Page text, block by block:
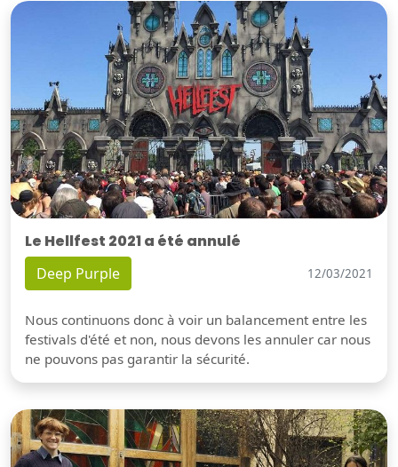
Le Hellfest 2021 a été annulé
Deep Purple 12/03/2021
Nous continuons donc à voir un balancement entre les
festivals d'été et non, nous devons les annuler car nous
ne pouvons pas garantir la sécurité.